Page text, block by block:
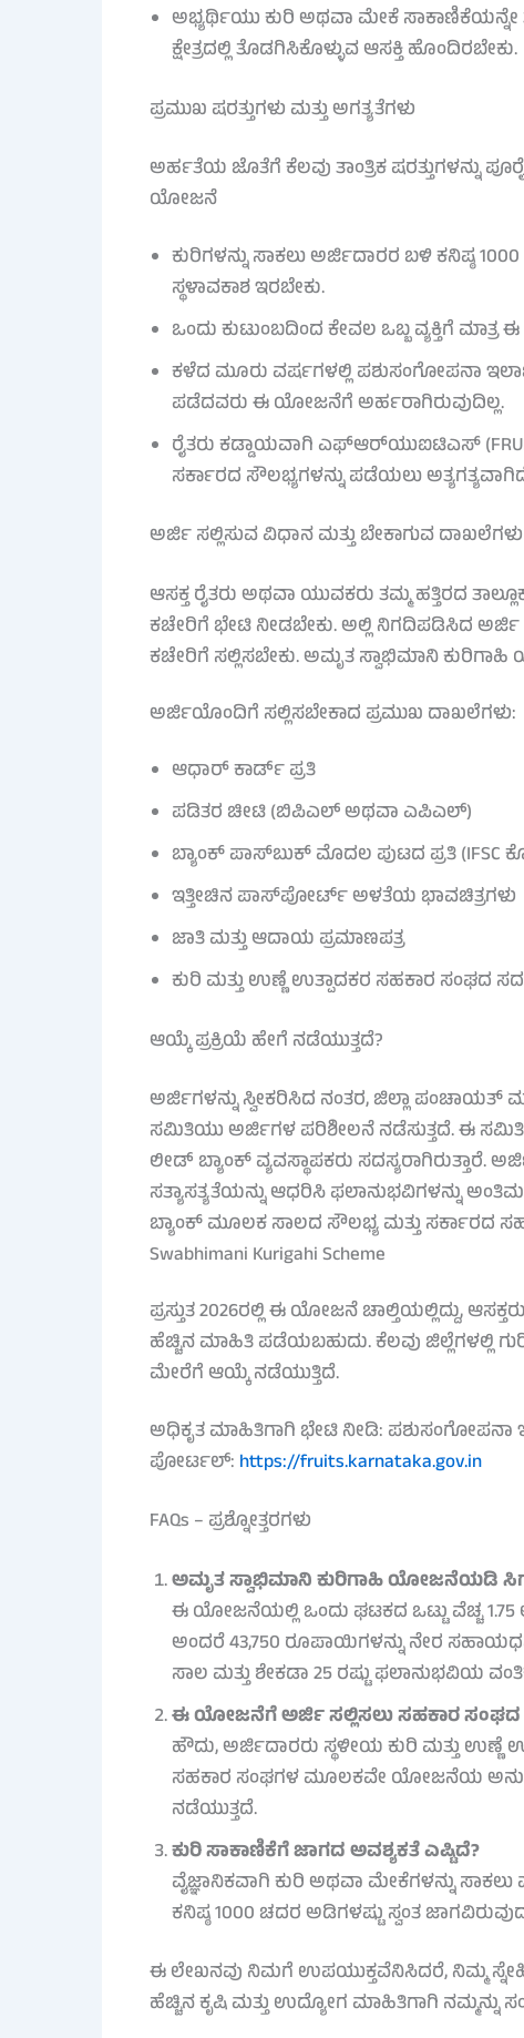
ಅಭ್ಯರ್ಥಿಯು ಕುರಿ ಅಥವಾ ಮೇಕೆ ಸಾಕಾಣಿಕೆಯನ್ನೇ
ಕ್ಷೇತ್ರದಲ್ಲಿ ತೊಡಗಿಸಿಕೊಳ್ಳುವ ಆಸಕ್ತಿ ಹೊಂದಿರಬೇಕು.
ಪ್ರಮುಖ ಷರತ್ತುಗಳು ಮತ್ತು ಅಗತ್ಯತೆಗಳು
ಅರ್ಹತೆಯ ಜೊತೆಗೆ ಕೆಲವು ತಾಂತ್ರಿಕ ಷರತ್ತುಗಳನ್ನು
ಯೋಜನೆ
ಕುರಿಗಳನ್ನು ಸಾಕಲು ಅರ್ಜಿದಾರರ ಬಳಿ ಕನಿಷ್ಠ
ಸ್ಥಳಾವಕಾಶ ಇರಬೇಕು.
ಒಂದು ಕುಟುಂಬದಿಂದ ಕೇವಲ ಒಬ್ಬ ವ್ಯಕ್ತಿಗೆ
ಕಳೆದ ಮೂರು ವರ್ಷಗಳಲ್ಲಿ ಪಶುಸಂಗೋಪನಾ
ಪಡೆದವರು ಈ ಯೋಜನೆಗೆ ಅರ್ಹರಾಗಿರುವುದಿಲ್ಲ.
ರೈತರು ಕಡ್ಡಾಯವಾಗಿ ಎಫ್‌ಆರ್‌ಯುಐಟಿಎಸ್
ಸರ್ಕಾರದ ಸೌಲಭ್ಯಗಳನ್ನು ಪಡೆಯಲು
ಅರ್ಜಿ ಸಲ್ಲಿಸುವ ವಿಧಾನ ಮತ್ತು ಬೇಕಾಗುವ ದಾಖಲೆಗಳು
ಆಸಕ್ತ ರೈತರು ಅಥವಾ ಯುವಕರು ತಮ್ಮ ಹತ್ತಿರದ
ಕಚೇರಿಗೆ ಭೇಟಿ ನೀಡಬೇಕು. ಅಲ್ಲಿ ನಿಗದಿಪಡಿಸಿದ
ಕಚೇರಿಗೆ ಸಲ್ಲಿಸಬೇಕು. ಅಮೃತ ಸ್ವಾಭಿಮಾನಿ
ಅರ್ಜಿಯೊಂದಿಗೆ ಸಲ್ಲಿಸಬೇಕಾದ ಪ್ರಮುಖ ದಾಖಲೆಗಳು:
ಆಧಾರ್ ಕಾರ್ಡ್ ಪ್ರತಿ
ಪಡಿತರ ಚೀಟಿ (ಬಿಪಿಎಲ್ ಅಥವಾ ಎಪಿಎಲ್)
ಬ್ಯಾಂಕ್ ಪಾಸ್‌ಬುಕ್ ಮೊದಲ ಪುಟದ ಪ್ರತಿ (IFSC
ಇತ್ತೀಚಿನ ಪಾಸ್‌ಪೋರ್ಟ್ ಅಳತೆಯ ಭಾವಚಿತ್ರಗಳು
ಜಾತಿ ಮತ್ತು ಆದಾಯ ಪ್ರಮಾಣಪತ್ರ
ಕುರಿ ಮತ್ತು ಉಣ್ಣೆ ಉತ್ಪಾದಕರ ಸಹಕಾರ ಸಂಘದ
ಆಯ್ಕೆ ಪ್ರಕ್ರಿಯೆ ಹೇಗೆ ನಡೆಯುತ್ತದೆ?
ಅರ್ಜಿಗಳನ್ನು ಸ್ವೀಕರಿಸಿದ ನಂತರ, ಜಿಲ್ಲಾ
ಸಮಿತಿಯು ಅರ್ಜಿಗಳ ಪರಿಶೀಲನೆ ನಡೆಸುತ್ತದೆ. ಈ
ಲೀಡ್ ಬ್ಯಾಂಕ್ ವ್ಯವಸ್ಥಾಪಕರು
ಸತ್ಯಾಸತ್ಯತೆಯನ್ನು ಆಧರಿಸಿ ಫಲಾನುಭವಿಗಳನ್ನು
ಬ್ಯಾಂಕ್ ಮೂಲಕ ಸಾಲದ ಸೌಲಭ್ಯ ಮತ್ತು ಸರ್ಕಾರದ
Swabhimani Kurigahi Scheme
ಪ್ರಸ್ತುತ 2026ರಲ್ಲಿ ಈ ಯೋಜನೆ ಚಾಲ್ತಿಯಲ್ಲಿದ್ದು,
ಹೆಚ್ಚಿನ ಮಾಹಿತಿ ಪಡೆಯಬಹುದು. ಕೆಲವು ಜಿಲ್ಲೆಗಳಲ್ಲಿ
ಮೇರೆಗೆ ಆಯ್ಕೆ ನಡೆಯುತ್ತಿದೆ.
ಅಧಿಕೃತ ಮಾಹಿತಿಗಾಗಿ ಭೇಟಿ ನೀಡಿ: ಪಶುಸಂಗೋಪನಾ
ಪೋರ್ಟಲ್: https://fruits.karnataka.gov.in
FAQs – ಪ್ರಶ್ನೋತ್ತರಗಳು
ಅಮೃತ ಸ್ವಾಭಿಮಾನಿ ಕುರಿಗಾಹಿ ಯೋಜನೆಯಡಿ
ಈ ಯೋಜನೆಯಲ್ಲಿ ಒಂದು ಘಟಕದ ಒಟ್ಟು ವೆಚ್ಚ 1.75
ಅಂದರೆ 43,750 ರೂಪಾಯಿಗಳನ್ನು ನೇರ
ಸಾಲ ಮತ್ತು ಶೇಕಡಾ 25 ರಷ್ಟು ಫಲಾನುಭವಿಯ
ಈ ಯೋಜನೆಗೆ ಅರ್ಜಿ ಸಲ್ಲಿಸಲು ಸಹಕಾರ ಸಂಘದ
ಹೌದು, ಅರ್ಜಿದಾರರು ಸ್ಥಳೀಯ ಕುರಿ ಮತ್ತು ಉಣ್ಣೆ
ಸಹಕಾರ ಸಂಘಗಳ ಮೂಲಕವೇ ಯೋಜನೆಯ
ನಡೆಯುತ್ತದೆ.
ಕುರಿ ಸಾಕಾಣಿಕೆಗೆ ಜಾಗದ ಅವಶ್ಯಕತೆ ಎಷ್ಟಿದೆ?
ವೈಜ್ಞಾನಿಕವಾಗಿ ಕುರಿ ಅಥವಾ ಮೇಕೆಗಳನ್ನು
ಕನಿಷ್ಠ 1000 ಚದರ ಅಡಿಗಳಷ್ಟು ಸ್ವಂತ
ಈ ಲೇಖನವು ನಿಮಗೆ ಉಪಯುಕ್ತವೆನಿಸಿದರೆ, ನಿಮ್ಮ
ಹೆಚ್ಚಿನ ಕೃಷಿ ಮತ್ತು ಉದ್ಯೋಗ ಮಾಹಿತಿಗಾಗಿ ನಮ್ಮನ್ನು